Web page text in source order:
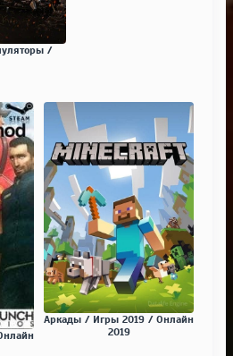
/
Аркады / Игры 2019 / Онлайн
2019